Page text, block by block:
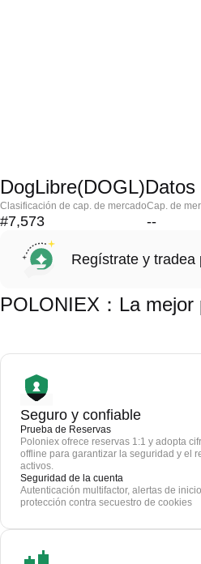
Clasificación de cap. de mercado
#7,573
Cap. de
--
Regístrate y tradea
POLONIEX：La
Seguro y confiable
Prueba de Reservas
Poloniex ofrece reservas 1:1 y adopta
offline para garantizar la seguridad y el
activos.
Seguridad de la cuenta
Autenticación multifactor, alertas de
protección contra secuestro de cookies